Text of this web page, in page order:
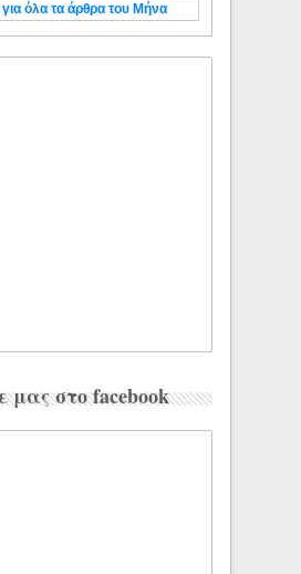
όλα τα άρθρα του Μήνα
μας στο facebook